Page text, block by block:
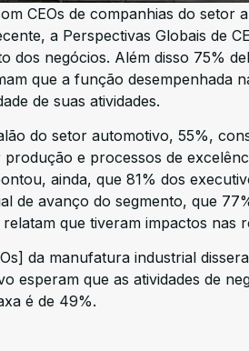
CEOs de companhias do setor
a Perspectivas Globais de
negócios. Além disso 75%
que a função desempenhada
de suas atividades.
do setor automotivo, 55%,
e processos de
ainda, que 81% dos
de avanço do segmento, que
que tiveram impactos nas
da manufatura industrial
que as atividades de
é de 49%.